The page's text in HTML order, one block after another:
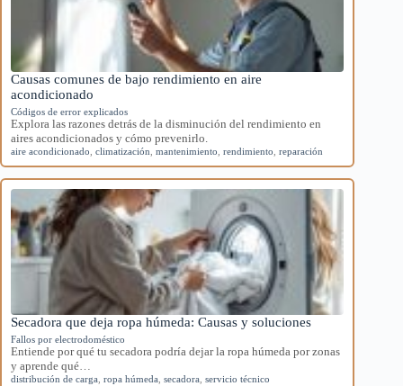
Causas comunes de bajo rendimiento en aire
acondicionado
Códigos de error explicados
Explora las razones detrás de la disminución del rendimiento en
aires acondicionados y cómo prevenirlo.
aire acondicionado climatización mantenimiento rendimiento reparación
Secadora que deja ropa húmeda: Causas y soluciones
Fallos por electrodoméstico
Entiende por qué tu secadora podría dejar la ropa húmeda por zonas
y aprende qué…
distribución de carga ropa húmeda secadora servicio técnico